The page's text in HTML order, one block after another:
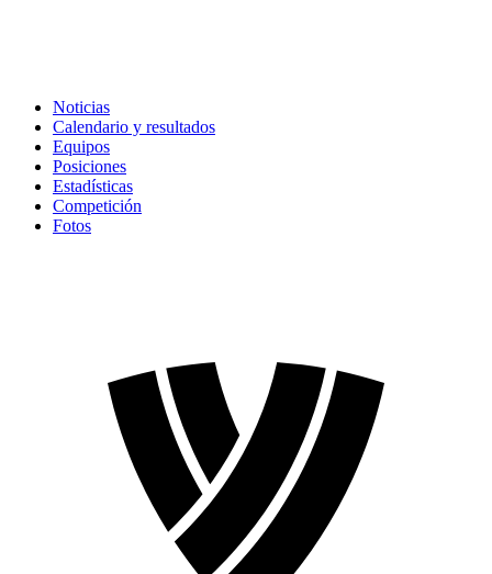
Noticias
Calendario y resultados
Equipos
Posiciones
Estadísticas
Competición
Fotos